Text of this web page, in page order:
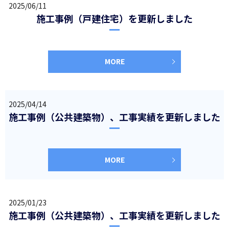
2025/06/11
施工事例（戸建住宅）を更新しました
MORE
2025/04/14
施工事例（公共建築物）、工事実績を更新しました
MORE
2025/01/23
施工事例（公共建築物）、工事実績を更新しました